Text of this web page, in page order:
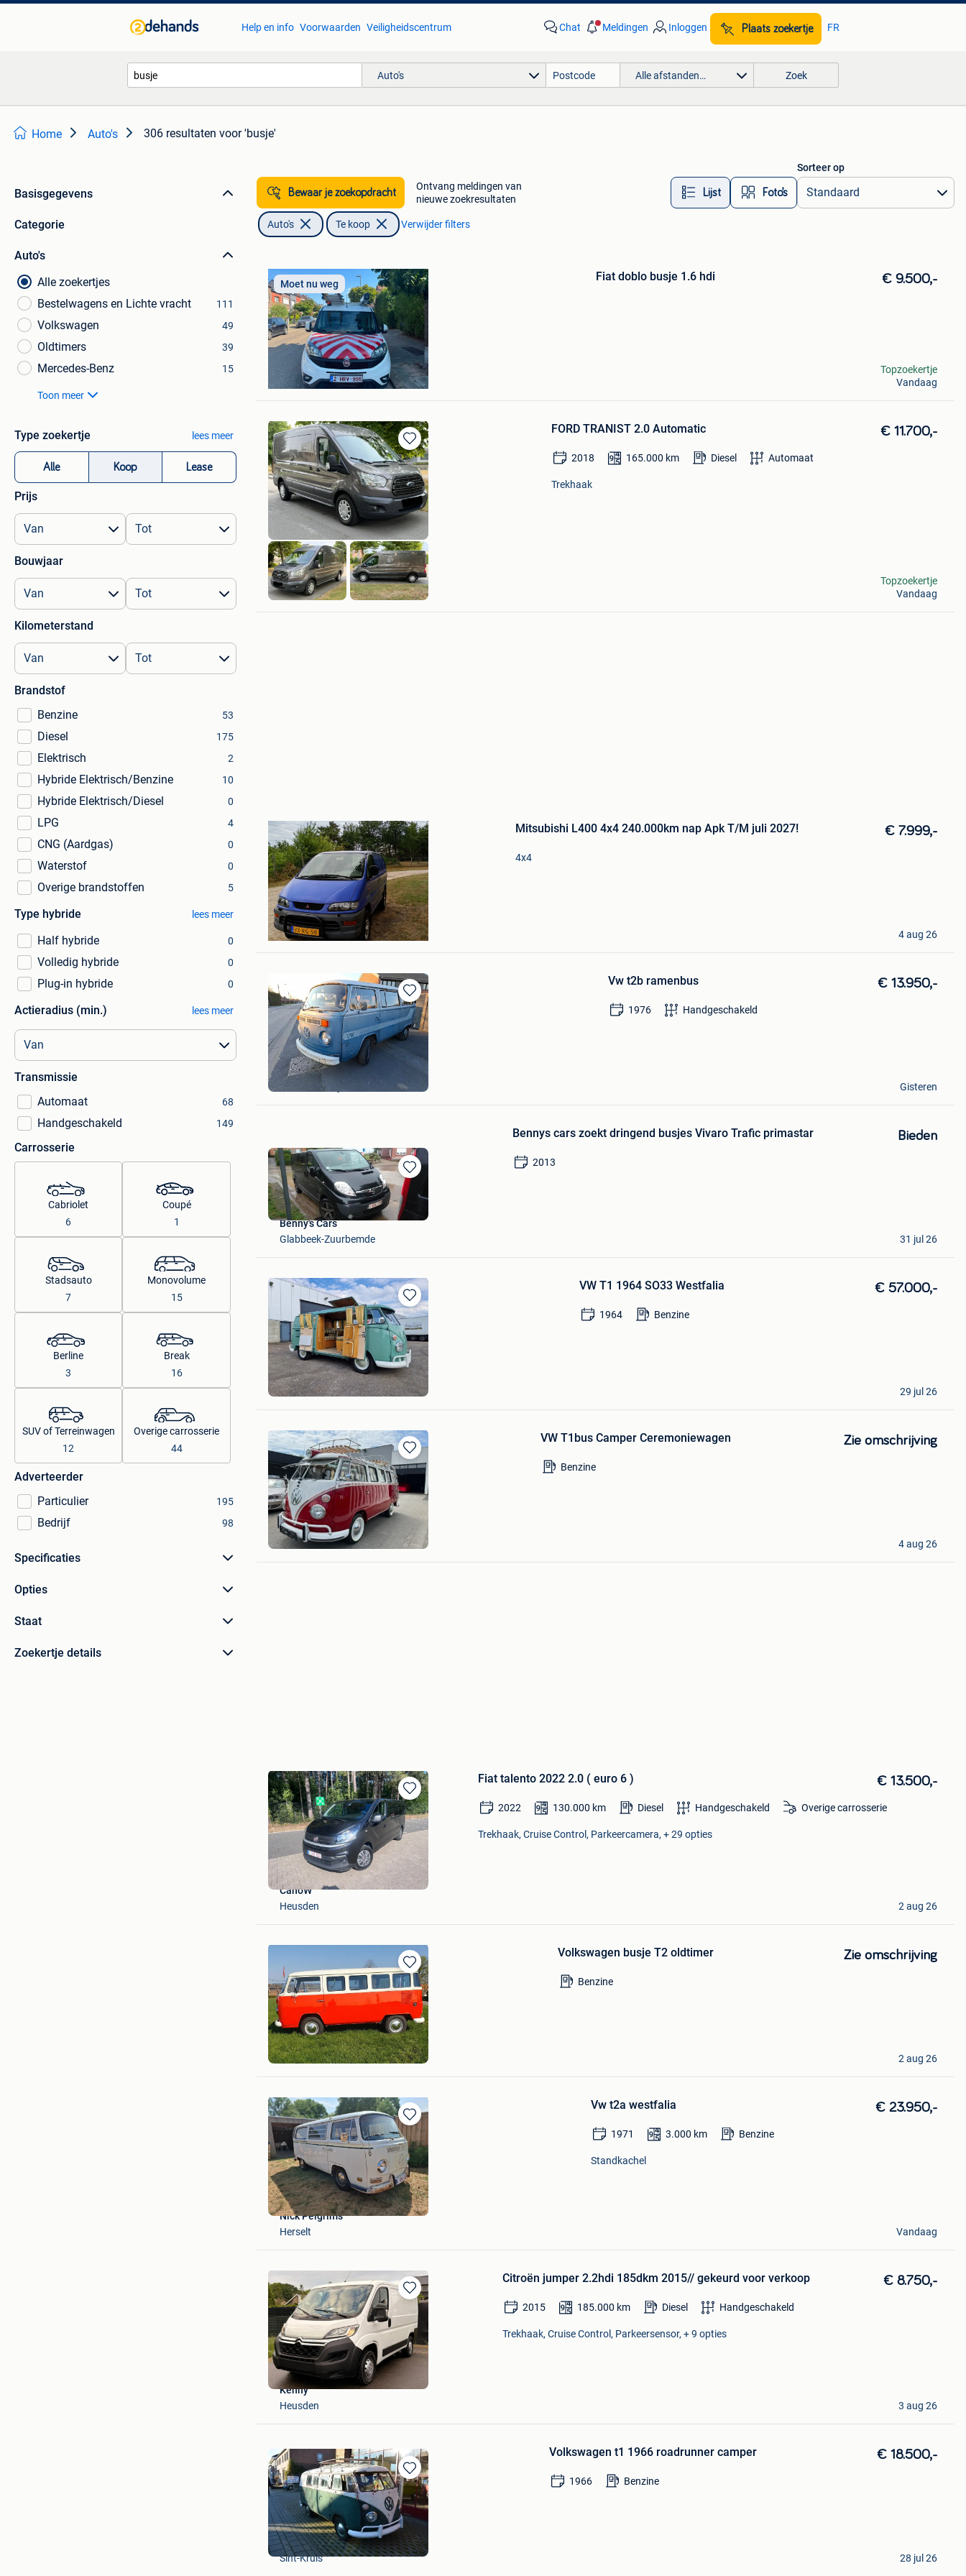
Help en info Voorwaarden Veiligheidscentrum Chat Meldingen Inloggen Plaats zoekertje FR
Auto's Alle afstanden… Zoek
Home Auto's 306 resultaten voor 'busje'
Basisgegevens
Categorie
Auto's
Alle zoekertjes
Bestelwagens en Lichte vracht
111
Volkswagen 49
Oldtimers 39
Mercedes-Benz 15
Toon meer
Type zoekertje lees meer
Alle Koop Lease
Prijs
Bouwjaar
Kilometerstand
Brandstof
Benzine
53
Diesel 175
Elektrisch 2
Hybride Elektrisch/Benzine 10
Hybride Elektrisch/Diesel 0
LPG 4
CNG (Aardgas) 0
Waterstof 0
Overige brandstoffen 5
Type hybride lees meer
Half hybride 0
Volledig hybride 0
Plug-in hybride 0
Actieradius (min.) lees meer
Transmissie
Automaat
68
Handgeschakeld 149
Carrosserie
Cabriolet
6
Coupé
1
Stadsauto
7
Monovolume
15
Berline
3
Break
16
SUV of Terreinwagen
12
Overige carrosserie
44
Adverteerder
Particulier
195
Bedrijf 98
Specificaties
Opties
Staat
Zoekertje details
Bewaar je zoekopdracht
Ontvang meldingen van
nieuwe zoekresultaten
Lijst Foto’s
Sorteer op
Auto's Te koop Verwijder filters
Mijn
Favorieten
Moet nu weg
Fiat doblo busje 1.6 hdi € 9.500,-
Hicham Soussie
Antwerpen
Topzoekertje
Vandaag
Bewaren
in
Mijn
Favorieten
FORD TRANIST 2.0 Automatic € 11.700,-
2018 165.000 km Diesel Automaat
Trekhaak
Freddy
Herk-De-Stad
Topzoekertje
Vandaag
in
Mijn
Favorieten
Mitsubishi L400 4x4 240.000km nap Apk T/M juli 2027! € 7.999,-
4x4
Jeroen
Lommel
4 aug 26
Bewaren
in
Mijn
Favorieten
Vw t2b ramenbus € 13.950,-
1976 Handgeschakeld
the range
Sint-Eloois-Vijve
Gisteren
Bewaren
in
Mijn
Favorieten
Bennys cars zoekt dringend busjes Vivaro Trafic primastar Bieden
2013
Benny's Cars
Glabbeek-Zuurbemde
31 jul 26
Bewaren
in
Mijn
Favorieten
VW T1 1964 SO33 Westfalia € 57.000,-
1964 Benzine
kevin
Westmalle
29 jul 26
Bewaren
in
Mijn
Favorieten
VW T1bus Camper Ceremoniewagen Zie omschrijving
Benzine
Garage Temur
Heusden
4 aug 26
Bewaren
in
Mijn
Favorieten
Fiat talento 2022 2.0 ( euro 6 ) € 13.500,-
2022 130.000 km Diesel Handgeschakeld Overige carrosserie
Trekhaak, Cruise Control, Parkeercamera, + 29 opties
CanoW
Heusden
2 aug 26
Bewaren
in
Mijn
Favorieten
Volkswagen busje T2 oldtimer Zie omschrijving
Benzine
Luc
Essen +Deel Kalmthout
2 aug 26
Bewaren
in
Mijn
Favorieten
Vw t2a westfalia € 23.950,-
1971 3.000 km Benzine
Standkachel
Nick Pelgrims
Herselt
Vandaag
Bewaren
in
Mijn
Favorieten
Citroën jumper 2.2hdi 185dkm 2015// gekeurd voor verkoop € 8.750,-
2015 185.000 km Diesel Handgeschakeld
Trekhaak, Cruise Control, Parkeersensor, + 9 opties
Kenny
Heusden
3 aug 26
Bewaren
in
Mijn
Favorieten
Volkswagen t1 1966 roadrunner camper € 18.500,-
1966 Benzine
BruceKimberly
Sint-Kruis
28 jul 26